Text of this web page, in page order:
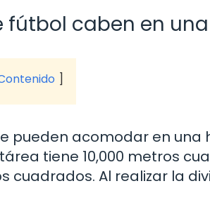
caben en
pueden acomodar en una
tiene 10,000 metros
cuadrados. Al realizar la